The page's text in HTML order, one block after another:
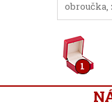
1